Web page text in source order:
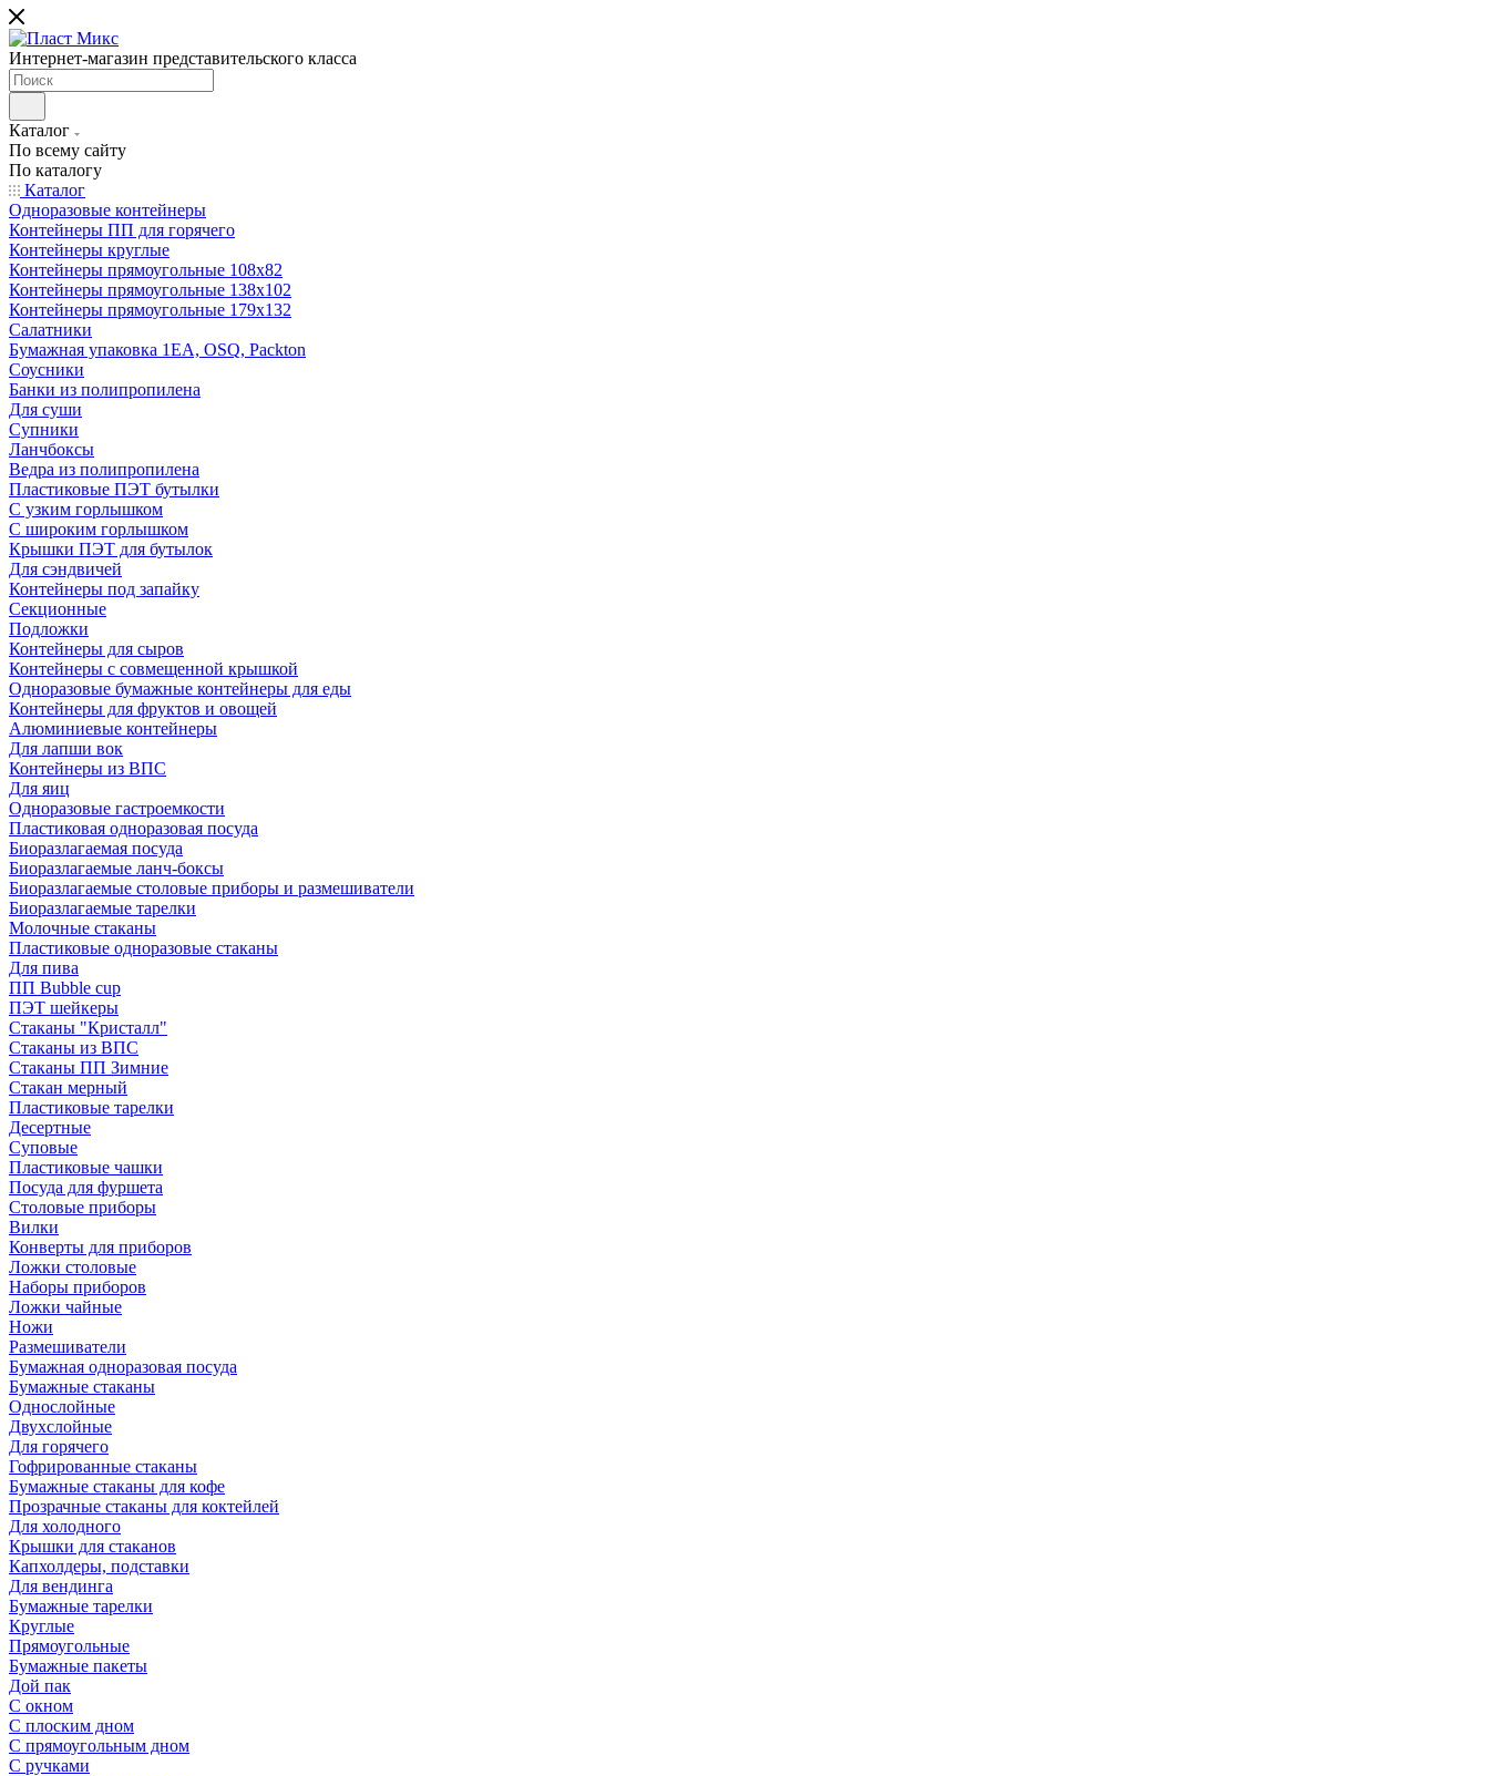
Интернет-магазин представительского класса
Каталог
По всему сайту
По каталогу
Каталог
Одноразовые контейнеры
Контейнеры ПП для горячего
Контейнеры круглые
Контейнеры прямоугольные 108х82
Контейнеры прямоугольные 138х102
Контейнеры прямоугольные 179х132
Салатники
Бумажная упаковка 1ЕА, OSQ, Packton
Соусники
Банки из полипропилена
Для суши
Супники
Ланчбоксы
Ведра из полипропилена
Пластиковые ПЭТ бутылки
С узким горлышком
С широким горлышком
Крышки ПЭТ для бутылок
Для сэндвичей
Контейнеры под запайку
Секционные
Подложки
Контейнеры для сыров
Контейнеры с совмещенной крышкой
Одноразовые бумажные контейнеры для еды
Контейнеры для фруктов и овощей
Алюминиевые контейнеры
Для лапши вок
Контейнеры из ВПС
Для яиц
Одноразовые гастроемкости
Пластиковая одноразовая посуда
Биоразлагаемая посуда
Биоразлагаемые ланч-боксы
Биоразлагаемые столовые приборы и размешиватели
Биоразлагаемые тарелки
Молочные стаканы
Пластиковые одноразовые стаканы
Для пива
ПП Bubble cup
ПЭТ шейкеры
Стаканы "Кристалл"
Стаканы из ВПС
Стаканы ПП Зимние
Стакан мерный
Пластиковые тарелки
Десертные
Суповые
Пластиковые чашки
Посуда для фуршета
Столовые приборы
Вилки
Конверты для приборов
Ложки столовые
Наборы приборов
Ложки чайные
Ножи
Размешиватели
Бумажная одноразовая посуда
Бумажные стаканы
Однослойные
Двухслойные
Для горячего
Гофрированные стаканы
Бумажные стаканы для кофе
Прозрачные стаканы для коктейлей
Для холодного
Крышки для стаканов
Капхолдеры, подставки
Для вендинга
Бумажные тарелки
Круглые
Прямоугольные
Бумажные пакеты
Дой пак
С окном
С плоским дном
С прямоугольным дном
С ручками